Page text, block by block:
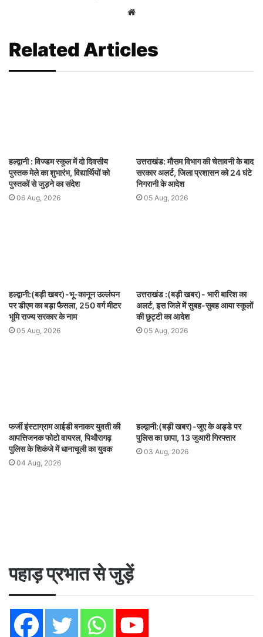
Website
Related Articles
हल्द्वानी : विज्डम स्कूल में दो दिवसीय
पुस्तक मेले का शुभारंभ, विद्यार्थियों को
पुस्तकों से जुड़ने का संदेश
06 Aug, 2026
उत्तराखंड: मौसम विभाग की चेतावनी के बाद
सरकार अलर्ट, जिला प्रशासन को 24 घंटे
निगरानी के आदेश
05 Aug, 2026
हल्द्वानी:(बड़ी खबर)-भू-कानून उल्लंघन
पर डीएम का बड़ा फैसला, 250 वर्ग मीटर
भूमि राज्य सरकार के नाम
05 Aug, 2026
उत्तराखंड :(बड़ी खबर)- भारी बारिश का
अलर्ट, इस जिले में सुबह-सुबह आया स्कूलों
की छुट्टी का आदेश
05 Aug, 2026
फर्जी इंस्टाग्राम आईडी बनाकर युवती की
आपत्तिजनक फोटो वायरल, पिथौरागढ़
पुलिस के शिकंजे में धानाचूली का युवक
04 Aug, 2026
हल्द्वानी:(बड़ी खबर)-जुए के अड्डे पर
पुलिस का छापा, 13 जुआरी गिरफ्तार
03 Aug, 2026
पहाड़ प्रभात से जुड़ें